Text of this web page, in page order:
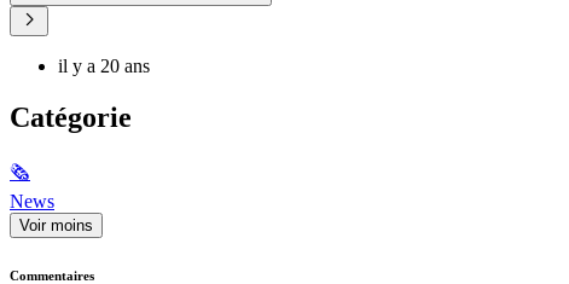
il y a 20 ans
Catégorie
🗞
News
Voir moins
Commentaires